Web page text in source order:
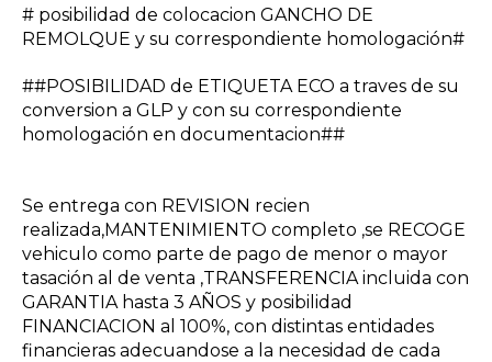
# posibilidad de colocacion GANCHO DE
REMOLQUE y su correspondiente homologación#
##POSIBILIDAD de ETIQUETA ECO a traves de su
conversion a GLP y con su correspondiente
homologación en documentacion##
Se entrega con REVISION recien
realizada,MANTENIMIENTO completo ,se RECOGE
vehiculo como parte de pago de menor o mayor
tasación al de venta ,TRANSFERENCIA incluida con
GARANTIA hasta 3 AÑOS y posibilidad
FINANCIACION al 100%, con distintas entidades
financieras adecuandose a la necesidad de cada